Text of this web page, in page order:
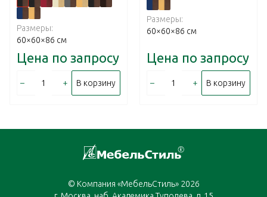
Размеры:
60×60×86 см
Цена по запросу
– + В корзину
Размеры:
60×60×86 см
Цена по запросу
– + В корзину
© Компания «МебельСтиль» 2026